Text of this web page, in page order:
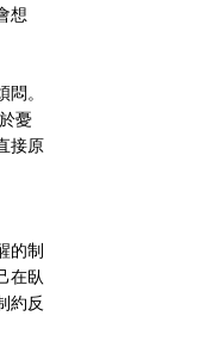
想
。
憂
接原
的制
在臥
約反